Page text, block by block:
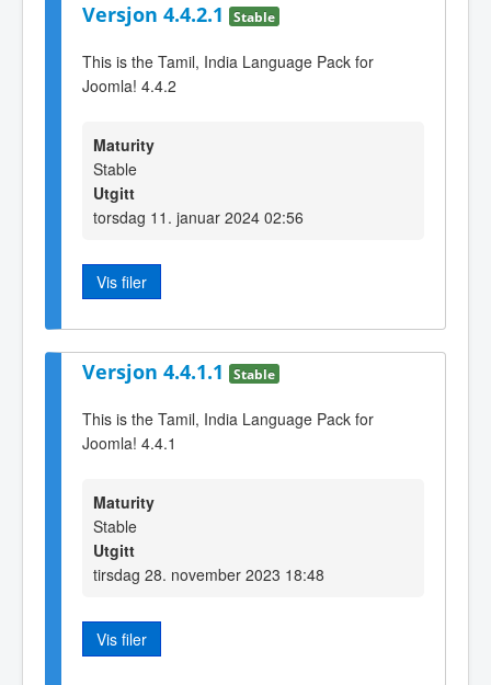
Versjon 4.4.2.1 Stable
This is the Tamil, India Language Pack for
Joomla! 4.4.2
Maturity
Stable
Utgitt
torsdag 11. januar 2024 02:56
Vis filer
Versjon 4.4.1.1 Stable
This is the Tamil, India Language Pack for
Joomla! 4.4.1
Maturity
Stable
Utgitt
tirsdag 28. november 2023 18:48
Vis filer